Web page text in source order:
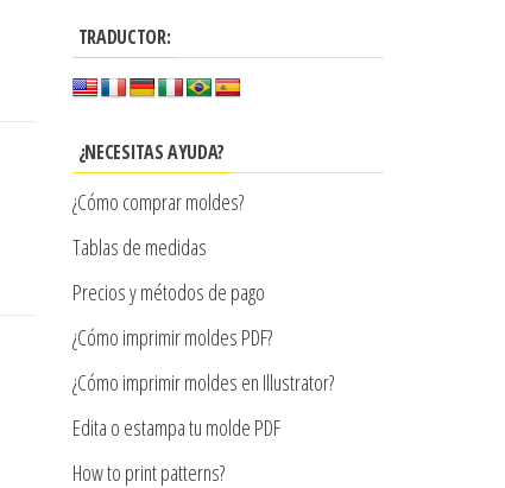
TRADUCTOR:
¿NECESITAS AYUDA?
¿Cómo comprar moldes?
Tablas de medidas
Precios y métodos de pago
¿Cómo imprimir moldes PDF?
¿Cómo imprimir moldes en Illustrator?
Edita o estampa tu molde PDF
How to print patterns?